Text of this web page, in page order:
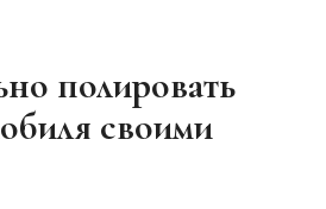
полировать
своими